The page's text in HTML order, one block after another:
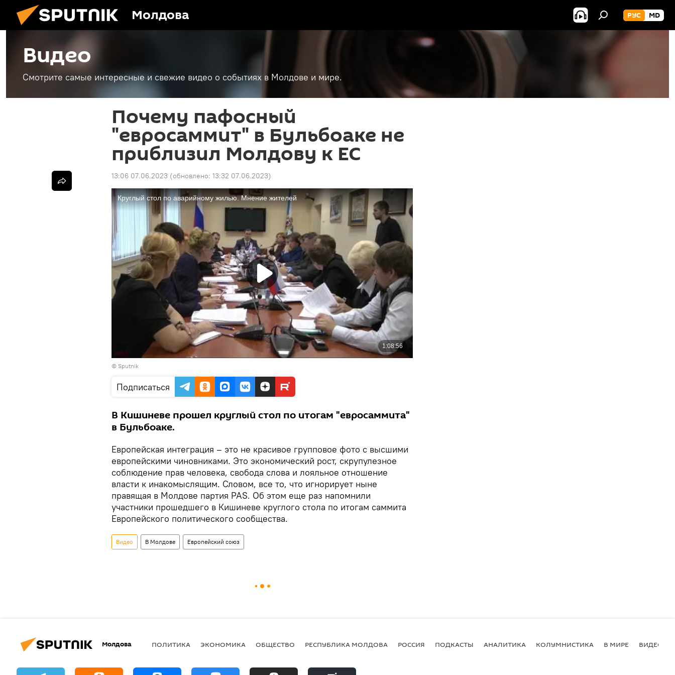
Молдова РУС MD
Видео
Смотрите самые интересные и свежие видео о событиях в Молдове и мире.
Почему пафосный
"евросаммит" в Бульбоаке не
приблизил Молдову к ЕС
13:06 07.06.2023 (обновлено: 13:32 07.06.2023)
© Sputnik
Подписаться
В Кишиневе прошел круглый стол по итогам "евросаммита"
в Бульбоаке.
Европейская интеграция – это не красивое групповое фото с высшими
европейскими чиновниками. Это экономический рост, скрупулезное
соблюдение прав человека, свобода слова и лояльное отношение
власти к инакомыслящим. Словом, все то, что игнорирует ныне
правящая в Молдове партия PAS. Об этом еще раз напомнили
участники прошедшего в Кишиневе круглого стола по итогам саммита
Европейского политического сообщества.
Видео В Молдове Европейский союз
Молдова ПОЛИТИКА ЭКОНОМИКА ОБЩЕСТВО РЕСПУБЛИКА МОЛДОВА РОССИЯ ПОДКАСТЫ АНАЛИТИКА КОЛУМНИСТИКА В МИРЕ ВИДЕО